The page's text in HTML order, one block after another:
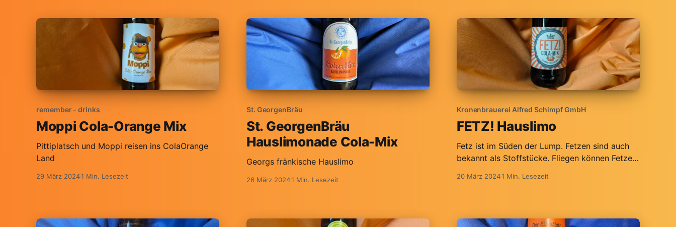
remember - drinks
Moppi Cola-Orange Mix
Pittiplatsch und Moppi reisen ins ColaOrange
Land
29 März 20241 Min. Lesezeit
St. GeorgenBräu
St. GeorgenBräu
Hauslimonade Cola-Mix
Georgs fränkische Hauslimo
26 März 20241 Min. Lesezeit
Kronenbrauerei Alfred Schimpf GmbH
FETZ! Hauslimo
Fetz ist im Süden der Lump. Fetzen sind auch
bekannt als Stoffstücke. Fliegen können Fetzen
20 März 20241 Min. Lesezeit